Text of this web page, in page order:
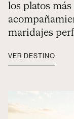
los platos
maridajes
VER DESTINO